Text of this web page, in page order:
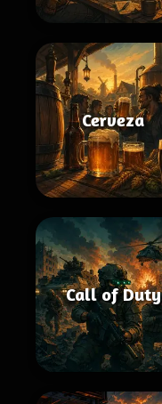
Cerveza
Call of Duty